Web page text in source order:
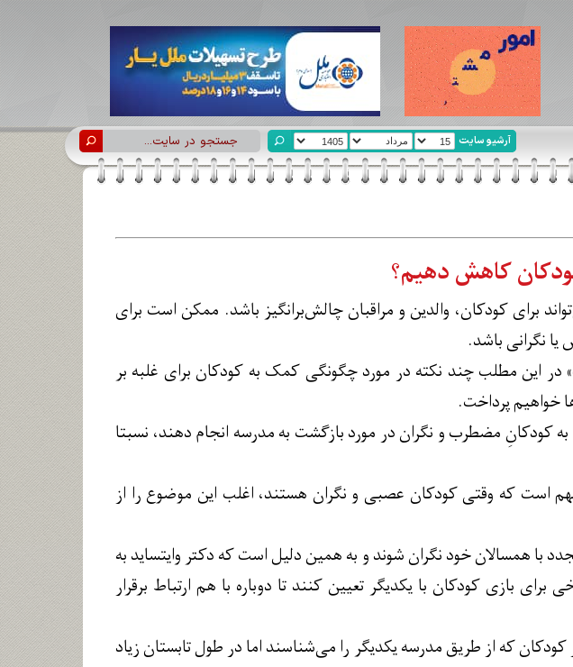
آرشیو سایت
کاهش دهیم؟
برای کودکان، والدین و مراقبان چالش‌برانگیز باشد. ممکن است برای
نگرانی باشد.
در این مطلب چند نکته در مورد چگونگی کمک به کودکان برای غلبه بر
خواهیم پرداخت.
کودکانِ مضطرب و نگران در مورد بازگشت به مدرسه انجام دهند، نسبتا
است که وقتی کودکان عصبی و نگران هستند، اغلب این موضوع را از
با همسالان خود نگران شوند و به همین دلیل است که دکتر وایتساید به
بازی کودکان با یکدیگر تعیین کنند تا دوباره با هم ارتباط برقرار
که از طریق مدرسه یکدیگر را می‌شناسند اما در طول تابستان زیاد